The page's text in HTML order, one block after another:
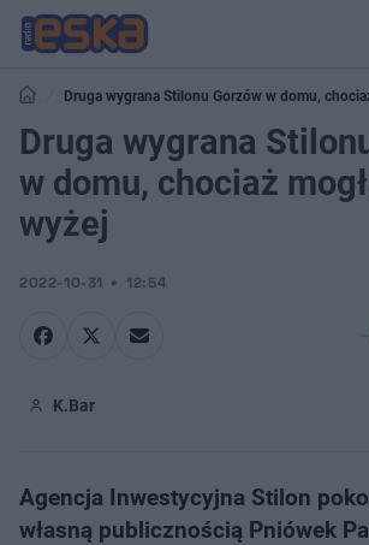
Druga wygrana Stilonu Gorzów w domu,
Druga wygrana
w domu, chociaż
wyżej
2022-10-31 12:54
K.Bar
Agencja Inwestycyjna Stilon
własną publicznością Pniówek